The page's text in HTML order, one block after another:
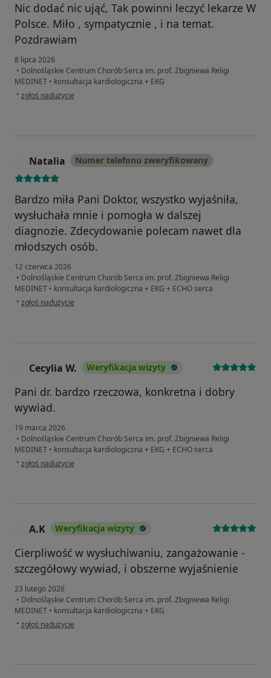
Nic dodać nic ująć, Tak powinni leczyć lekarze W
Polsce. Miło , sympatycznie , i na temat.
Pozdrawiam
8 lipca 2026
• Dolnośląskie Centrum Chorób Serca im. prof. Zbigniewa Religi
MEDINET • konsultacja kardiologiczna + EKG
• w opinii użytkownika jakub o
zgłoś nadużycie
Natalia Numer telefonu zweryfikowany
Bardzo miła Pani Doktor, wszystko wyjaśniła,
wysłuchała mnie i pomogła w dalszej
diagnozie. Zdecydowanie polecam nawet dla
młodszych osób.
12 czerwca 2026
• Dolnośląskie Centrum Chorób Serca im. prof. Zbigniewa Religi
MEDINET • konsultacja kardiologiczna + EKG + ECHO serca
• w opinii użytkownika Natalia
zgłoś nadużycie
Cecylia W. Weryfikacja wizyty
Pani dr. bardzo rzeczowa, konkretna i dobry
wywiad.
19 marca 2026
• Dolnośląskie Centrum Chorób Serca im. prof. Zbigniewa Religi
MEDINET • konsultacja kardiologiczna + EKG + ECHO serca
• w opinii użytkownika Cecylia W.
zgłoś nadużycie
A.K Weryfikacja wizyty
Cierpliwość w wysłuchiwaniu, zangażowanie -
szczegółowy wywiad, i obszerne wyjaśnienie
23 lutego 2026
• Dolnośląskie Centrum Chorób Serca im. prof. Zbigniewa Religi
MEDINET • konsultacja kardiologiczna + EKG
• w opinii użytkownika A.K
zgłoś nadużycie